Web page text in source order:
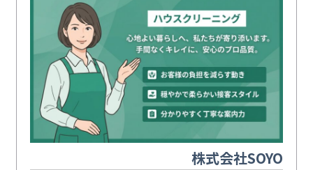
株式会社SOYO